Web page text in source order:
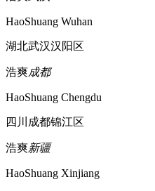
HaoShuang Wuhan
湖北武汉汉阳区
浩爽成都
HaoShuang Chengdu
四川成都锦江区
浩爽新疆
HaoShuang Xinjiang